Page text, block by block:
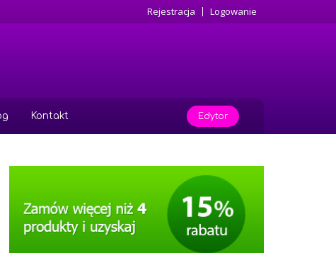
Rejestracja Logowanie
Kontakt Edytor